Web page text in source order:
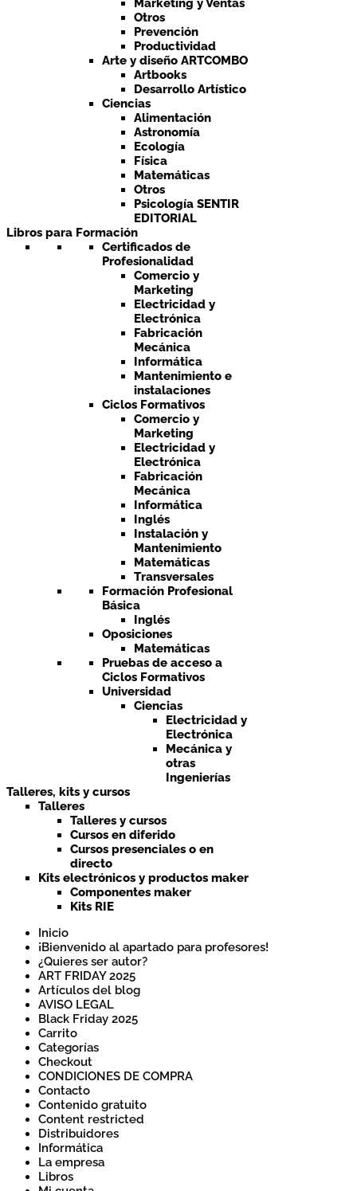
Marketing y Ventas
Otros
Prevención
Productividad
Arte y diseño ARTCOMBO
Artbooks
Desarrollo Artístico
Ciencias
Alimentación
Astronomía
Ecología
Física
Matemáticas
Otros
Psicología SENTIR
EDITORIAL
Libros para Formación
Certificados de
Profesionalidad
Comercio y
Marketing
Electricidad y
Electrónica
Fabricación
Mecánica
Informática
Mantenimiento e
instalaciones
Ciclos Formativos
Comercio y
Marketing
Electricidad y
Electrónica
Fabricación
Mecánica
Informática
Inglés
Instalación y
Mantenimiento
Matemáticas
Transversales
Formación Profesional
Básica
Inglés
Oposiciones
Matemáticas
Pruebas de acceso a
Ciclos Formativos
Universidad
Ciencias
Electricidad y
Electrónica
Mecánica y
otras
Ingenierías
Talleres, kits y cursos
Talleres
Talleres y cursos
Cursos en diferido
Cursos presenciales o en
directo
Kits electrónicos y productos maker
Componentes maker
Kits RIE
Inicio
¡Bienvenido al apartado para profesores!
¿Quieres ser autor?
ART FRIDAY 2025
Artículos del blog
AVISO LEGAL
Black Friday 2025
Carrito
Categorías
Checkout
CONDICIONES DE COMPRA
Contacto
Contenido gratuito
Content restricted
Distribuidores
Informática
La empresa
Libros